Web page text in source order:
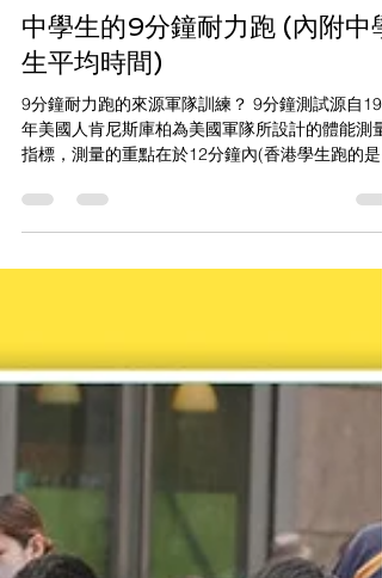
3月23日
讀畢需時 2 分鐘
中學生的9分鐘耐力跑 (內附中學
生平均時間)
9分鐘耐力跑的來源軍隊訓練？ 9分鐘測試源自
指標，測量的重點在於12分鐘內(香港學生跑的是9
分鐘)、測試者能藉由跑步運動延伸出多少的距離
( ml.kg .min-1)。透過體重的條件，一分鐘內最大
耗氧量(毫升)。如果你的呼吸量很大，就意味著擁
VO2max的想像在於，你如果不是越清瘦，最好就
是呼吸量跟鯨魚一樣大量。 要怎樣做測試？ 因為
項測試必須要求在12(9)分鐘內耗盡最大能量完成
並推移出最長的里程數。所以在測試前，必先給予